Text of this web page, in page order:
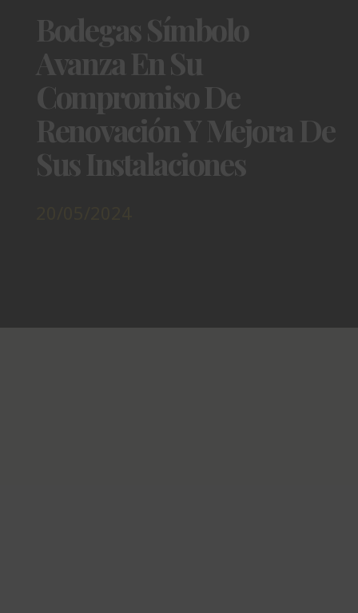
Bodegas Símbolo
Avanza En Su
Compromiso De
Renovación Y Mejora De
Sus Instalaciones